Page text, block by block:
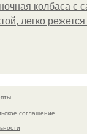
колбаса с
легко
соглашение